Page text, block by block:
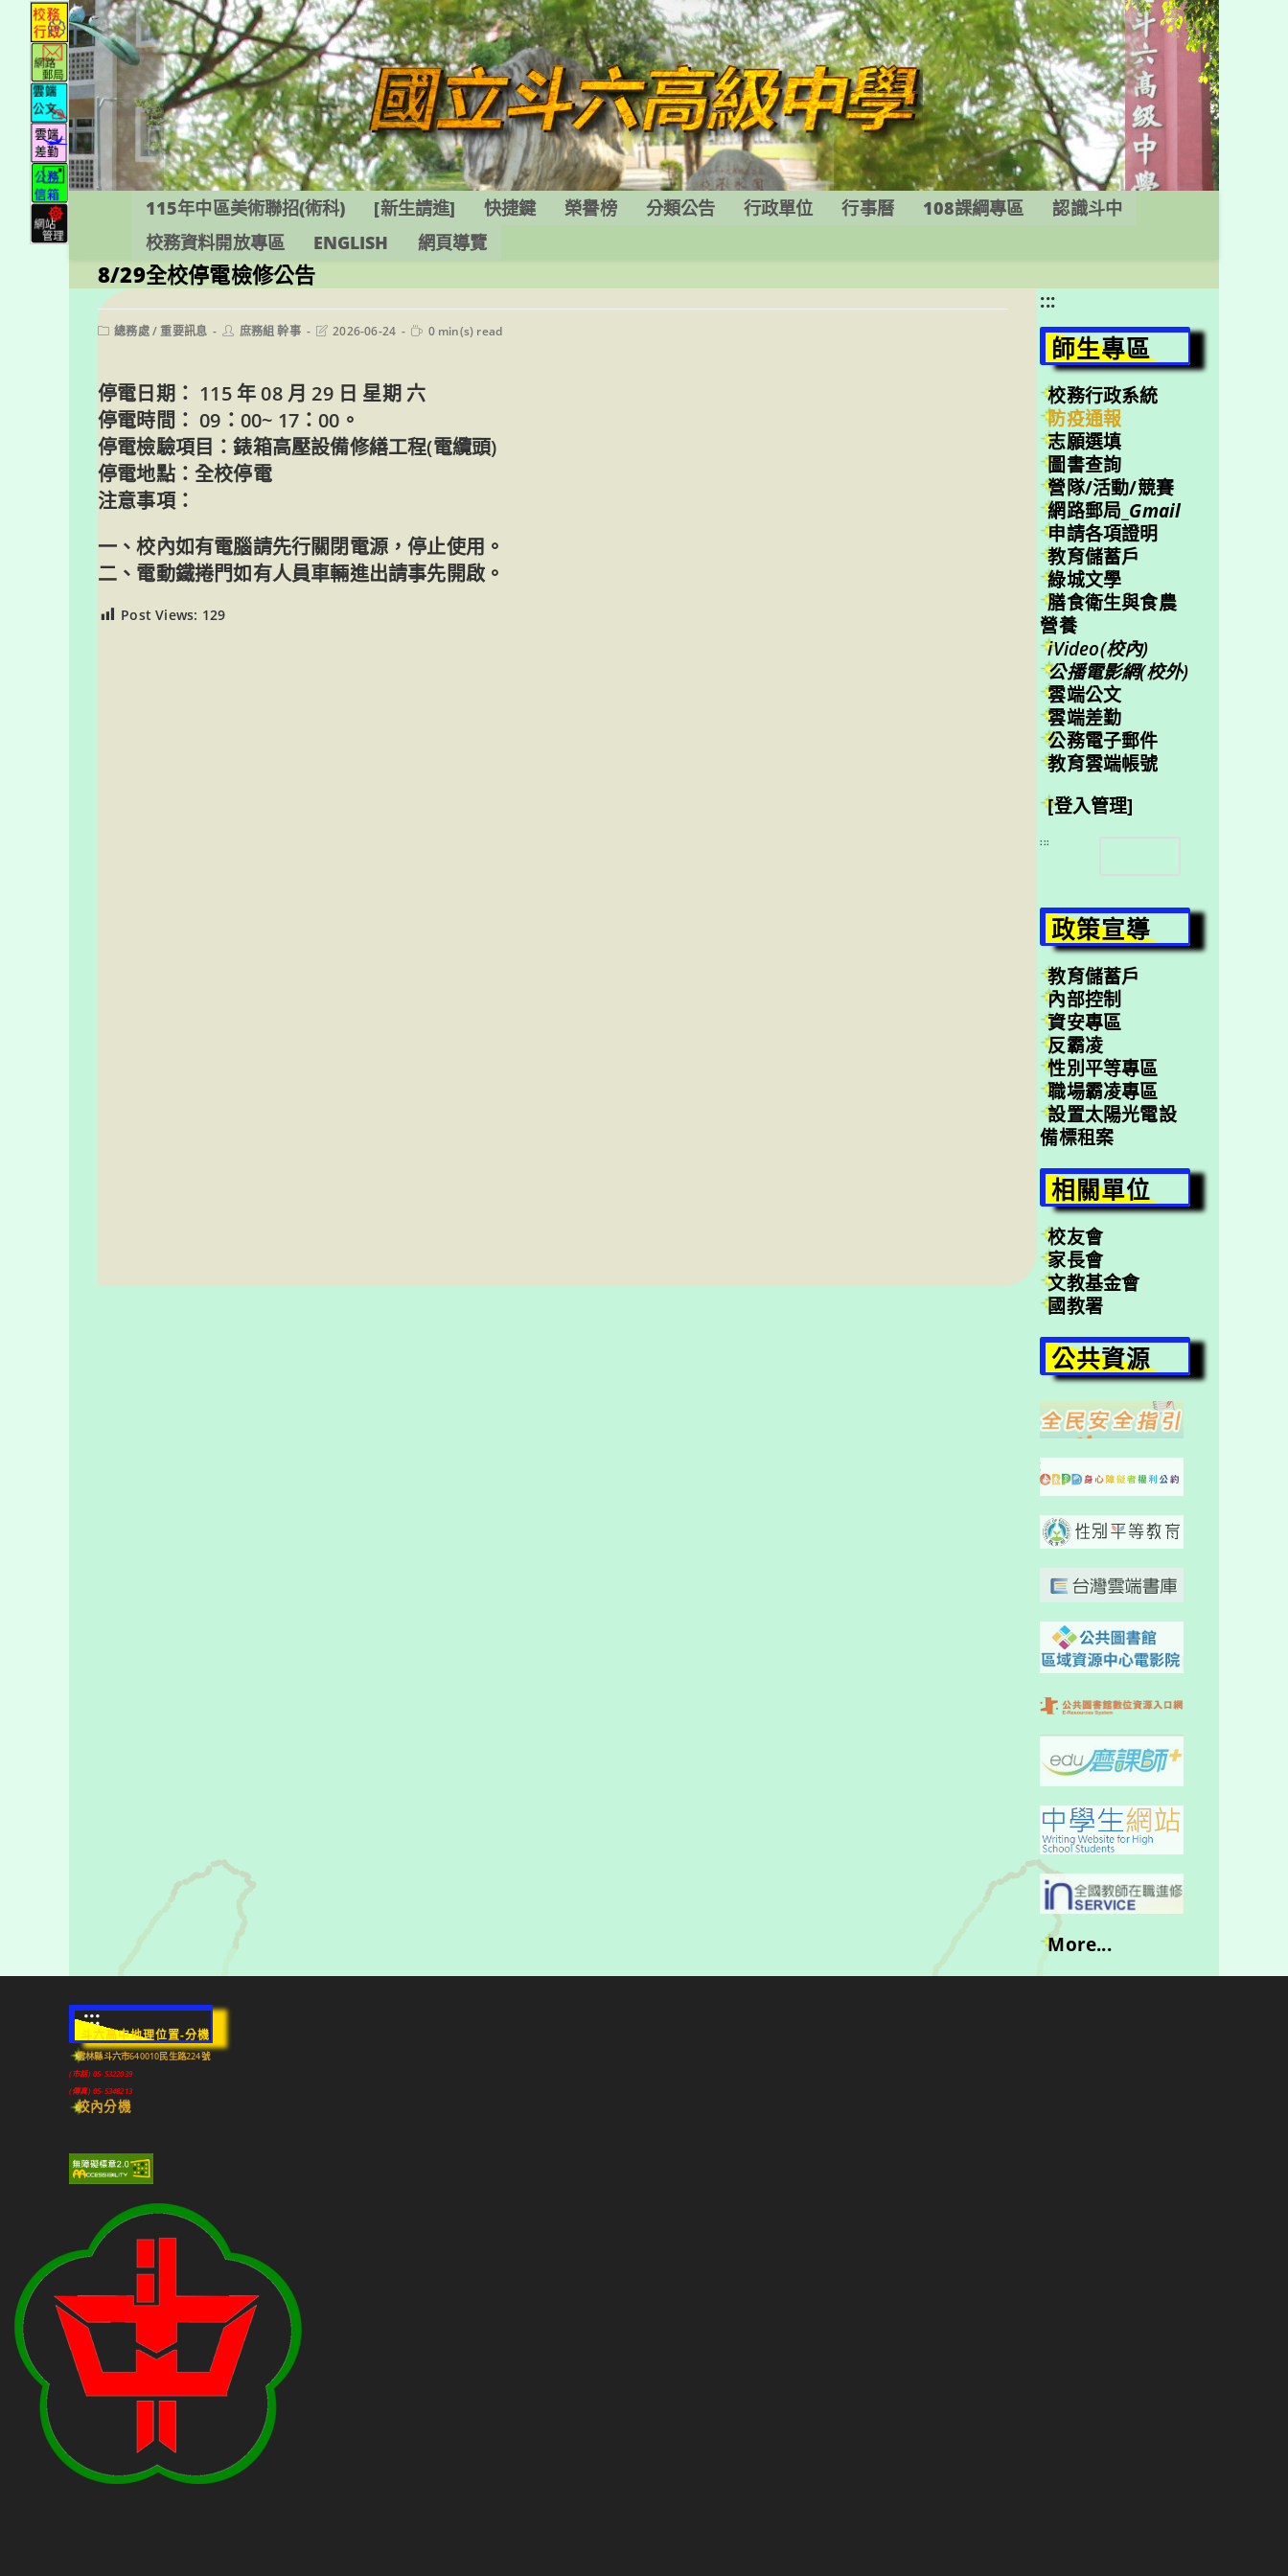
115年中區美術聯招(術科) [新生請進] 快捷鍵 榮譽榜 分類公告 行政單位 行事曆 108課綱專區
認識斗中
校務資料開放專區
ENGLISH 網頁導覽
8/29全校停電檢修公告
Post總務處/ 重要訊息
Post庶務組 幹事
Post2026-06-24
Reading
0 min(s) read
停電日期： 115 年 08 月 29 日 星期 六
停電時間： 09：00~ 17：00。
停電檢驗項目：錶箱高壓設備修繕工程(電纜頭)
停電地點：全校停電
注意事項：
一、校內如有電腦請先行關閉電源，停止使用。
二、電動鐵捲門如有人員車輛進出請事先開啟。
Post Views: 129
:::
師生專區
校務行政系統
防疫通報
志願選填
圖書查詢
營隊/活動/競賽
網路郵局_ Gmail
申請各項證明
教育儲蓄戶
綠城文學
膳食衛生與食農
營養
iVideo(校內)
公播電影網(校外)
雲端公文
雲端差勤
公務電子郵件
教育雲端帳號
[登入管理]
:::
搜
尋
政策宣導
教育儲蓄戶
內部控制
資安專區
反霸凌
性別平等專區
職場霸凌專區
設置太陽光電設
備標租案
相關單位
校友會
家長會
文教基金會
國教署
公共資源
More...
:::
斗六高中地理位置-分機
雲林縣斗六市640010民生路224號
(市話) 05-5322039
(傳真) 05-5348213
校內分機